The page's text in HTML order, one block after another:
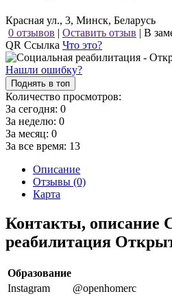
Красная ул., 3, Минск, Беларусь
0 отзывов | Оставить отзыв | В
QR Ссылка Что это?
Нашли ошибку?
Поднять в топ
Количество просмотров:
За сегодня: 0
За неделю: 0
За месяц: 0
За все время: 13
Описание
Отзывы (0)
Карта
Контакты, описание
реабилитация
Образование
Instagram
@openhomerc